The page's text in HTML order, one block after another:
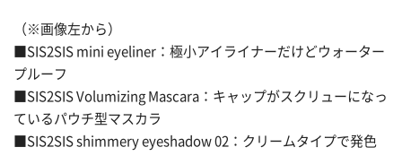
（※画像左から）
■SIS2SIS mini eyeliner：極小アイライナーだけどウォーター
プルーフ
■SIS2SIS Volumizing Mascara：キャップがスクリューになっ
ているパウチ型マスカラ
■SIS2SIS shimmery eyeshadow 02：クリームタイプで発色